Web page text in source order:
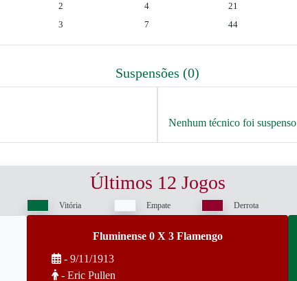
2 4 21
3 7 44
Suspensões (0)
Nenhum técnico foi suspenso
Últimos 12 Jogos
Vitória Empate Derrota
Fluminense 0 X 3 Flamengo
- 9/11/1913
- Eric Pullen